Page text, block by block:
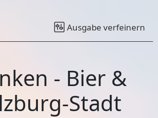
Ausgabe verfeinern
- Bier &
Stadt